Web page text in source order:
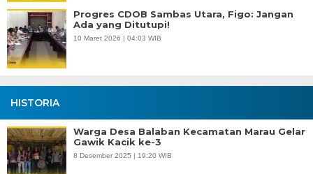
Progres CDOB Sambas Utara, Figo: Jangan
Ada yang Ditutupi!
10 Maret 2026 | 04:03 WIB
HISTORIA
Warga Desa Balaban Kecamatan Marau Gelar
Gawik Kacik ke-3
8 Desember 2025 | 19:20 WIB